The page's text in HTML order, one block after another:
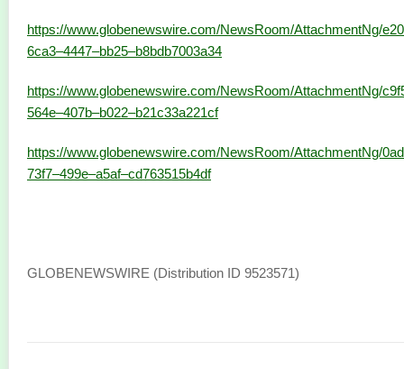
https://www.globenewswire.com/NewsRoom/AttachmentNg/
6ca3–4447–bb25–b8bdb7003a34
https://www.globenewswire.com/NewsRoom/AttachmentNg/
564e–407b–b022–b21c33a221cf
https://www.globenewswire.com/NewsRoom/AttachmentNg/
73f7–499e–a5af–cd763515b4df
GLOBENEWSWIRE (Distribution ID 9523571)